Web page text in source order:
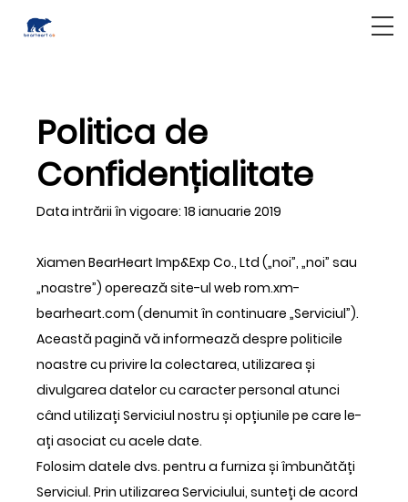
Politica de
Confidențialitate
Data intrării în vigoare: 18 ianuarie 2019
Xiamen BearHeart Imp&Exp Co., Ltd („noi”, „noi” sau
„noastre”) operează site-ul web rom.xm-
bearheart.com (denumit în continuare „Serviciul”).
Această pagină vă informează despre politicile
noastre cu privire la colectarea, utilizarea și
divulgarea datelor cu caracter personal atunci
când utilizați Serviciul nostru și opțiunile pe care le-
ați asociat cu acele date.
Folosim datele dvs. pentru a furniza și îmbunătăți
Serviciul. Prin utilizarea Serviciului, sunteți de acord